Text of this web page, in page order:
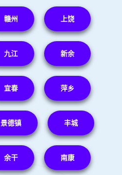
赣州 上饶
九江 新余
宜春 萍乡
景德镇 丰城
余干 南康